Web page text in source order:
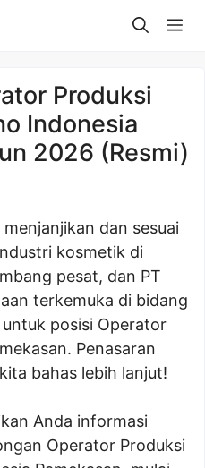
Produksi
Indonesia
2026 (Resmi)
dan sesuai
kosmetik di
pesat, dan PT
terkemuka di bidang
posisi Operator
Penasaran
bahas lebih lanjut!
Anda informasi
Operator Produksi